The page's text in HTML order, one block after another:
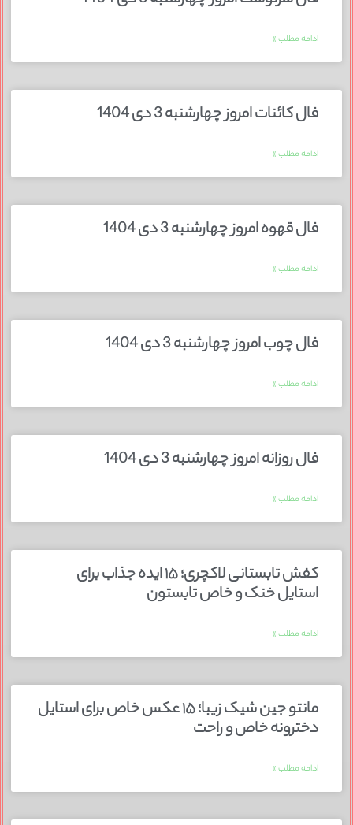
ادامه مطلب »
فال کائنات امروز چهارشنبه 3 دی 1404
ادامه مطلب »
فال قهوه امروز چهارشنبه 3 دی 1404
ادامه مطلب »
فال چوب امروز چهارشنبه 3 دی 1404
ادامه مطلب »
فال روزانه امروز چهارشنبه 3 دی 1404
ادامه مطلب »
کفش تابستانی لاکچری؛ ۱۵ ایده‌ جذاب برای
استایل خنک و خاص تابستون
ادامه مطلب »
مانتو جین شیک زیبا؛ ۱۵ عکس خاص برای استایل
دخترونه خاص و راحت
ادامه مطلب »